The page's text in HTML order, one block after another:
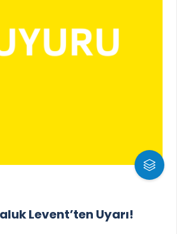
Levent’ten Uyarı!